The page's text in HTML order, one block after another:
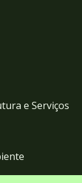
e Serviços